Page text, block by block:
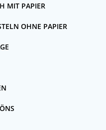
MIT PAPIER
OHNE PAPIER